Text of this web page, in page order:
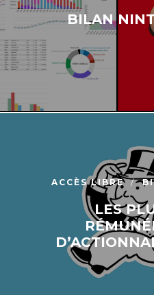
BILAN
ACCÈS LIBRE
LES